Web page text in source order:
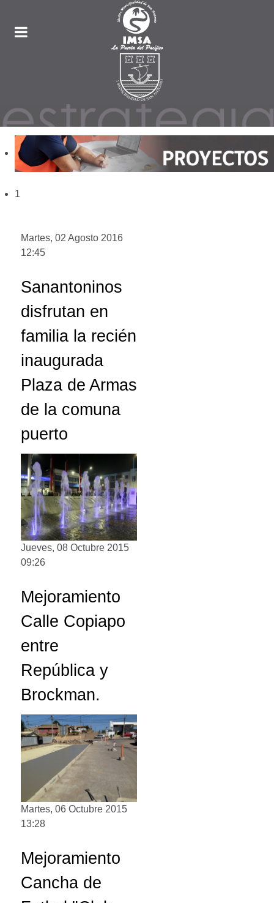
1
Martes, 02 Agosto 2016
12:45
Sanantoninos
disfrutan en
familia la recién
inaugurada
Plaza de Armas
de la comuna
puerto
Jueves, 08 Octubre 2015
09:26
Mejoramiento
Calle Copiapo
entre
República y
Brockman.
Martes, 06 Octubre 2015
13:28
Mejoramiento
Cancha de